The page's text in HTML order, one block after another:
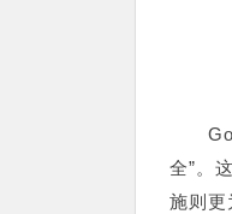
全”。
施则更